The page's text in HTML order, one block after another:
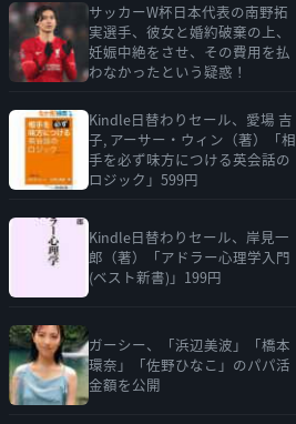
サッカーW杯日本代表の南野拓
実選手、彼女と婚約破棄の上、
妊娠中絶をさせ、その費用を払
わなかったという疑惑！
Kindle日替わりセール、愛場 吉
子, アーサー・ウィン（著）「相
手を必ず味方につける英会話の
ロジック」599円
Kindle日替わりセール、岸見一
郎（著）「アドラー心理学入門
(ベスト新書)」199円
ガーシー、「浜辺美波」「橋本
環奈」「佐野ひなこ」のパパ活
金額を公開